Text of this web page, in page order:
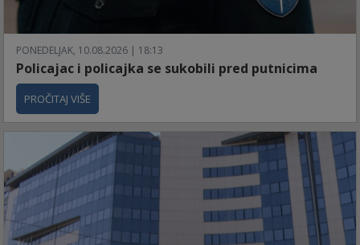
PONEDELJAK, 10.08.2026 | 18:13
Policajac i policajka se sukobili pred putnicima
PROČITAJ VIŠE